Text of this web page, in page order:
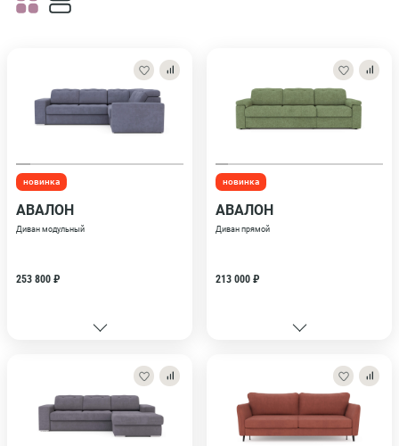
новинка
АВАЛОН
Диван модульный
253 800 ₽
новинка
АВАЛОН
Диван прямой
213 000 ₽